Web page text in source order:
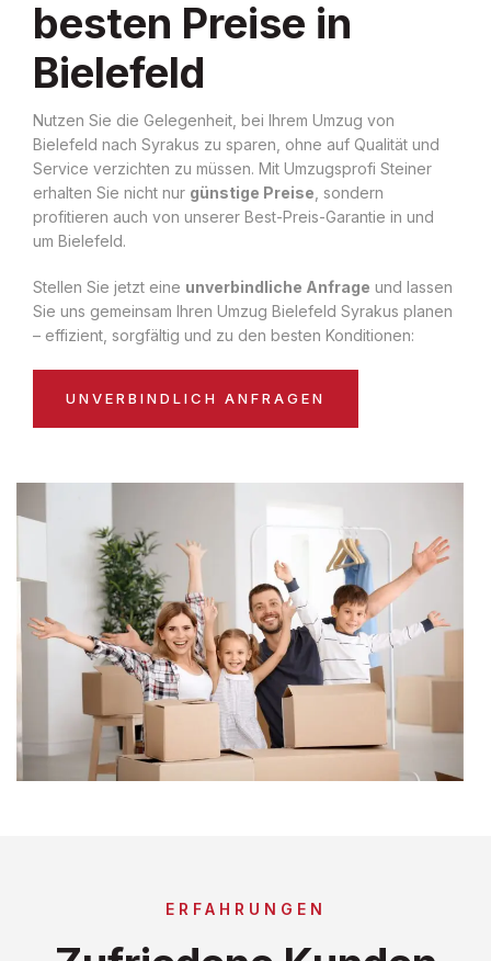
besten Preise in
Bielefeld
Nutzen Sie die Gelegenheit, bei Ihrem Umzug von
Bielefeld nach Syrakus zu sparen, ohne auf Qualität und
Service verzichten zu müssen. Mit Umzugsprofi Steiner
erhalten Sie nicht nur günstige Preise , sondern
profitieren auch von unserer Best-Preis-Garantie in und
um Bielefeld.
Stellen Sie jetzt eine unverbindliche Anfrage und lassen
Sie uns gemeinsam Ihren Umzug Bielefeld Syrakus planen
– effizient, sorgfältig und zu den besten Konditionen:
UNVERBINDLICH ANFRAGEN
ERFAHRUNGEN